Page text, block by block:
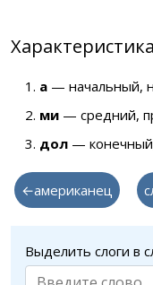
а — начальный,
ми — средний,
дол —
←американец
Выделить слоги в